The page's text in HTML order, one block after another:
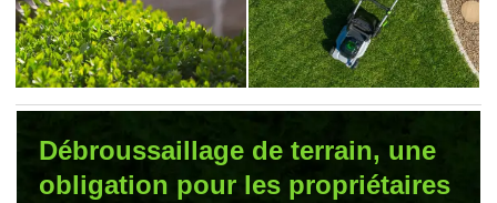
Débroussaillage de terrain, une
obligation pour les propriétaires